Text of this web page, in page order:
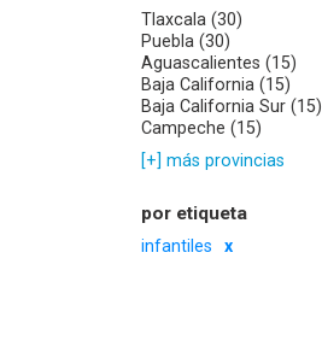
Tlaxcala (30)
Puebla (30)
Aguascalientes (15)
Baja California (15)
Baja California Sur (15)
Campeche (15)
[+] más provincias
por etiqueta
infantiles